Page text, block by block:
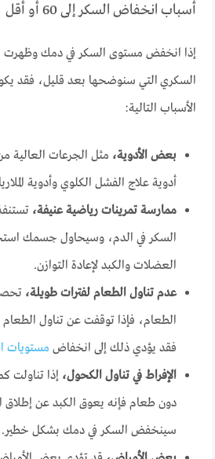
أسباب انخفاض السكر إلى 60 أو أقل
إذا انخفض مستوى السكر في دمك
السكري التي سنوضحها بعد قليل، فقد
الأسباب التالية:
بعض الأدوية، مثل الجرعات العالية
أدوية علاج الفشل الكلوي وأدوية
ممارسة تمرينات رياضية عنيفة،
السكر في الدم، وسيحاول جسمك
العضلات والكبد لإعادة التوازن.
عدم تناول الطعام لفترات طويلة،
الطعام، فإذا توقفت عن تناول الطعام
فقد يؤدي ذلك إلى انخفاض مستويات
الإفراط في تناول الكحول، إذا تناولت
دون طعام فإنه يعوق الكبد عن إطلاق
سينخفض السكر في دمك بشكل خطير.